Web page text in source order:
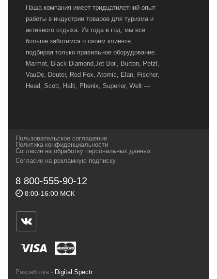
Наша компания имеет тридцатилетний опыт
работы в индустрии товаров для туризма и
активного отдыха. Из года в год, мы все
больше заботимся о своем клиенте,
подбирая только правильное оборудование.
Marmot, Black Diamond,Jet Boil, Burton, Petzl,
VauDe, Deuter, Red Fox, Atomic, Elan, Fischer,
Head, Scott, Halti, Phenix, Superior, Welt —
и взыскательных путешественников,
спортсменов и отдыхающих.
Геннадьевич
ИНН 590300057023 ОГРН 304590319000121
ул.Советская, 25, магазин Басег.
Тел./факс (342) 2101242
Пользовательское соглашение
Политика конфиденциальности
Согласие на обработку персональных данных
Согласие на рекламную подписку
8 800-555-90-12
8:00-16:00 МСК
Разработка - Digital Spectr